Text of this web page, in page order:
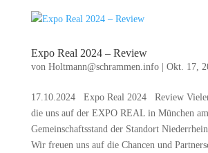
Expo Real 2024 – Review
von Holtmann@schrammen.info| Okt. 17,
17.10.2024 Expo Real 2024 Review
die uns auf der EXPO REAL in München am
Gemeinschaftsstand der Standort Niederrhein
Wir freuen uns auf die Chancen und